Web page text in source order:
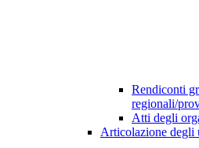
Rendiconti
regionali/
Atti degli
Articolazione degli